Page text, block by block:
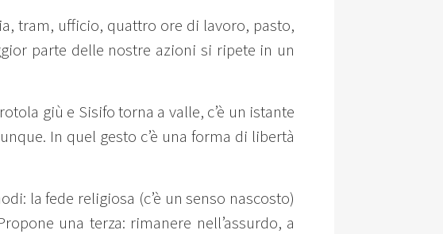
tram, ufficio, quattro ore di lavoro, pasto,
parte delle nostre azioni si ripete in un
giù e Sisifo torna a valle, c’è un istante
In quel gesto c’è una forma di libertà
la fede religiosa (c’è un senso nascosto)
una terza: rimanere nell’assurdo, a